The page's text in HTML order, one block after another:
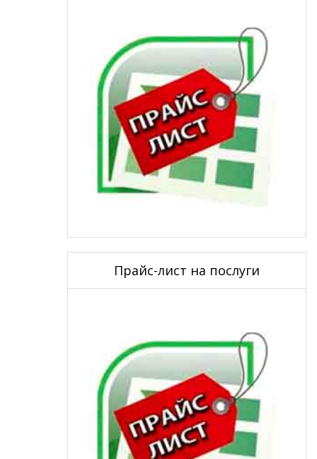
Прайс-лист на послуги